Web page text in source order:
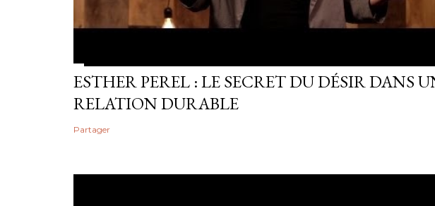
ESTHER PEREL : LE SECRET DU DÉSIR DANS
RELATION DURABLE
Partager